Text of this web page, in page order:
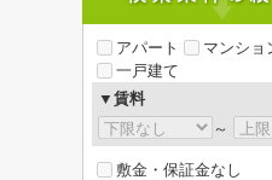
アパート
マンショ
一戸建て
▼賃料
～
敷金・保証金なし